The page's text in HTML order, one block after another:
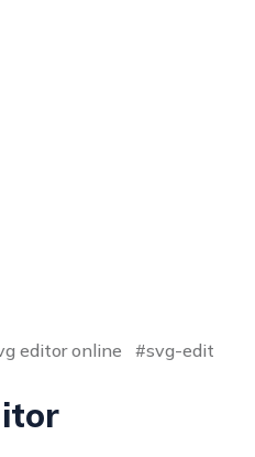
editor online svg-edit